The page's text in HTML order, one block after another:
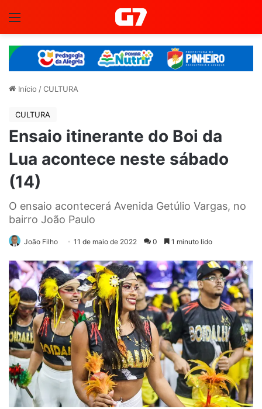
Início /CULTURA
CULTURA
Ensaio itinerante do Boi da
Lua acontece neste sábado
(14)
O ensaio acontecerá Avenida Getúlio Vargas, no
bairro João Paulo
João Filho 11 de maio de 2022 0 1 minuto lido